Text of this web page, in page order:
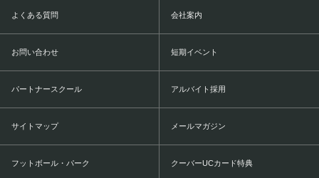
よくある質問 会社案内
お問い合わせ 短期イベント
パートナースクール アルバイト採用
サイトマップ メールマガジン
フットボール・パーク クーバーUCカード特典